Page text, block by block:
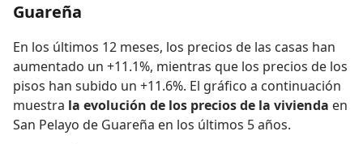
Guareña
En los últimos 12 meses, los precios de las casas han
aumentado un +11.1%, mientras que los precios de los
pisos han subido un +11.6%. El gráfico a continuación
muestra la evolución de los precios de la vivienda en
San Pelayo de Guareña en los últimos 5 años.